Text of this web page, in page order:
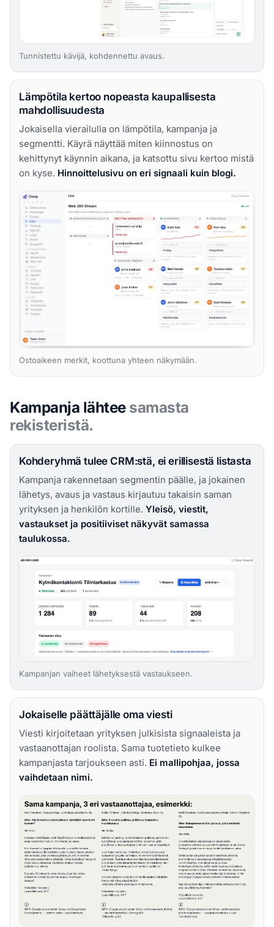
Tunnistettu kävijä, kohdennettu avaus.
Lämpötila kertoo nopeasta kaupallisesta
mahdollisuudesta
Jokaisella vierailulla on lämpötila, kampanja ja
segmentti. Käyrä näyttää miten kiinnostus on
kehittynyt käynnin aikana, ja katsottu sivu kertoo mistä
on kyse. Hinnoittelusivu on eri signaali kuin blogi.
Ostoaikeen merkit, koottuna yhteen näkymään.
Kampanja lähtee samasta
rekisteristä.
Kohderyhmä tulee CRM:stä, ei erillisestä listasta
Kampanja rakennetaan segmentin päälle, ja jokainen
lähetys, avaus ja vastaus kirjautuu takaisin saman
yrityksen ja henkilön kortille. Yleisö, viestit,
vastaukset ja positiiviset näkyvät samassa
taulukossa.
Kampanjan vaiheet lähetyksestä vastaukseen.
Jokaiselle päättäjälle oma viesti
Viesti kirjoitetaan yrityksen julkisista signaaleista ja
vastaanottajan roolista. Sama tuotetieto kulkee
kampanjasta tarjoukseen asti. Ei mallipohjaa, jossa
vaihdetaan nimi.